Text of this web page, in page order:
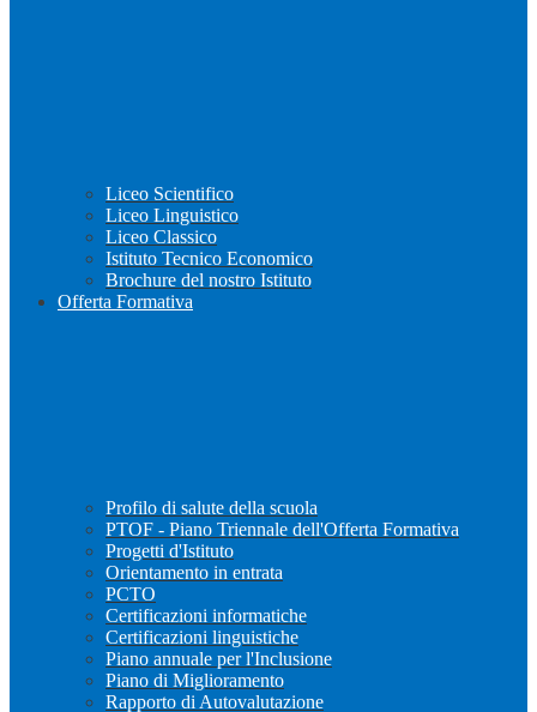
Liceo Scientifico
Liceo Linguistico
Liceo Classico
Istituto Tecnico Economico
Brochure del nostro Istituto
Offerta Formativa
Profilo di salute della scuola
PTOF - Piano Triennale dell'Offerta Formativa
Progetti d'Istituto
Orientamento in entrata
PCTO
Certificazioni informatiche
Certificazioni linguistiche
Piano annuale per l'Inclusione
Piano di Miglioramento
Rapporto di Autovalutazione